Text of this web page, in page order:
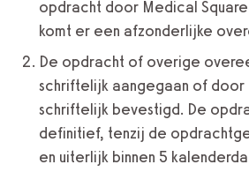
opdracht door Medical
komt er een afzonderlijke
De opdracht of overige
schriftelijk aangegaan of door
schriftelijk bevestigd. De
definitief, tenzij de
en uiterlijk binnen 5